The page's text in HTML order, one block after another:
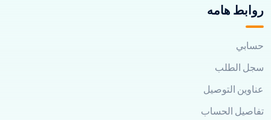
روابط هامه
حسابي
سجل الطلب
عناوين التوصيل
تفاصيل الحساب